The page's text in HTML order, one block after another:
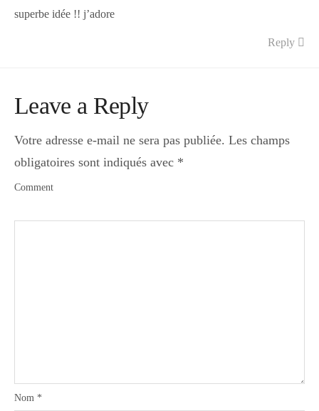
superbe idée !! j’adore
Reply
Leave a Reply
Votre adresse e-mail ne sera pas publiée. Les champs
obligatoires sont indiqués avec *
Comment
Nom *